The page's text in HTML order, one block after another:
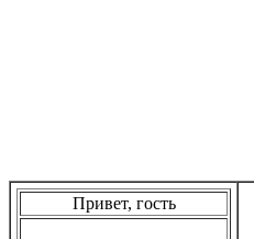
Привет, гость